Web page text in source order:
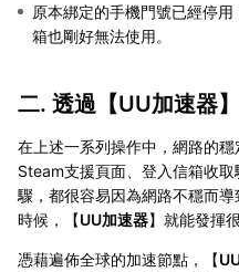
原本綁定的手機門號已經停
箱也剛好無法使用。
二. 透過【UU加速器
在上述一系列操作中，網路的
Steam支援頁面、登入信箱收
驟，都很容易因為網路不穩而
時候，【UU加速器】就能發揮
憑藉遍佈全球的加速節點，【